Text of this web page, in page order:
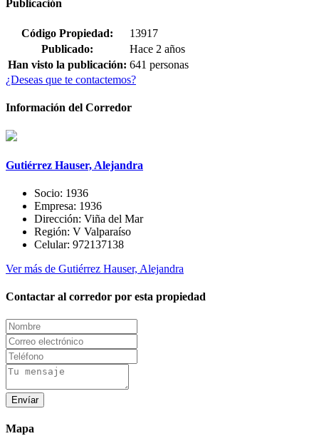
Publicación
Código Propiedad:
13917
Publicado:
Hace 2 años
Han visto la publicación: 641 personas
¿Deseas que te contactemos?
Información del Corredor
Gutiérrez Hauser, Alejandra
Socio: 1936
Empresa: 1936
Dirección: Viña del Mar
Región: V Valparaíso
Celular: 972137138
Ver más de Gutiérrez Hauser, Alejandra
Contactar al corredor por esta propiedad
Envíar
Mapa